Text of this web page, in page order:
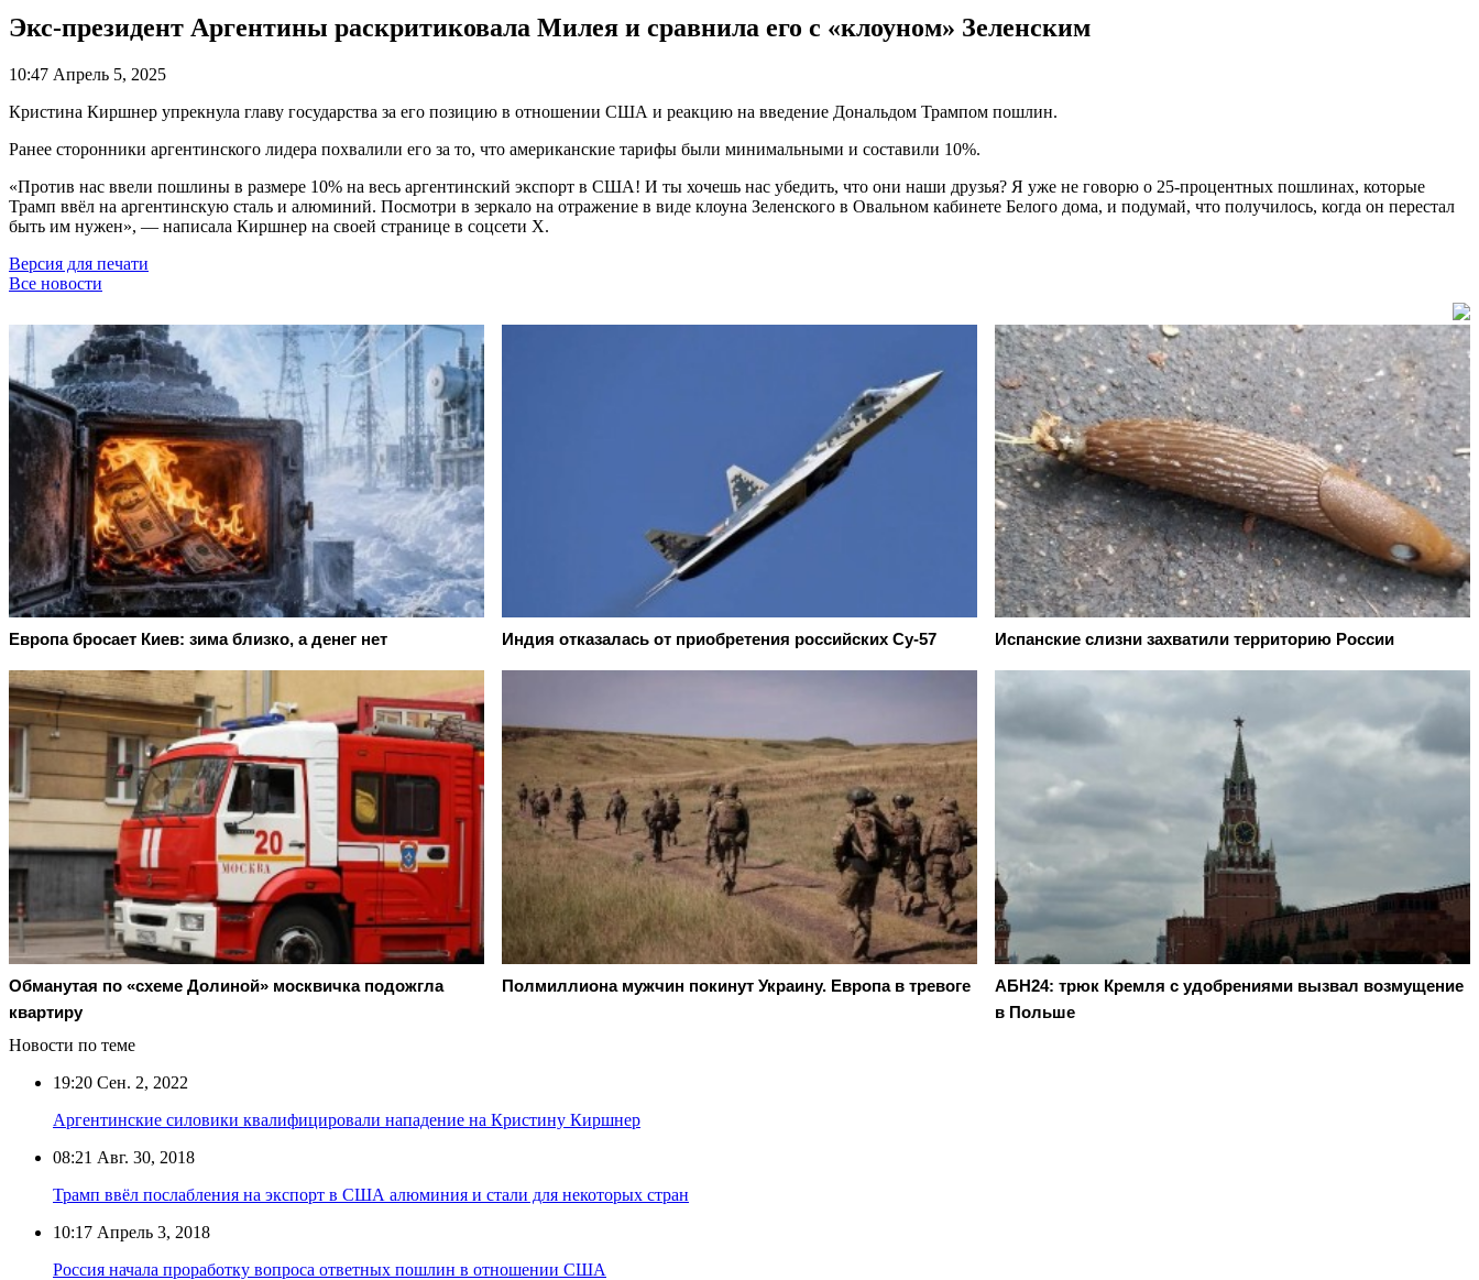
Экс-президент Аргентины раскритиковала Милея и сравнила его с «клоуном» Зеленским
10:47 Апрель 5, 2025
Кристина Киршнер упрекнула главу государства за его позицию в отношении США и реакцию на введение Дональдом Трампом пошлин.
Ранее сторонники аргентинского лидера похвалили его за то, что американские тарифы были минимальными и составили 10%.
«Против нас ввели пошлины в размере 10% на весь аргентинский экспорт в США! И ты хочешь нас убедить, что они наши друзья? Я уже не говорю о 25-процентных пошлинах, которые
Трамп ввёл на аргентинскую сталь и алюминий. Посмотри в зеркало на отражение в виде клоуна Зеленского в Овальном кабинете Белого дома, и подумай, что получилось, когда он перестал
быть им нужен», — написала Киршнер на своей странице в соцсети Х.
Версия для печати
Все новости
Европа бросает Киев: зима близко, а денег нет Индия отказалась от приобретения российских Су-57 Испанские слизни захватили территорию России
Обманутая по «схеме Долиной» москвичка подожгла
квартиру
Полмиллиона мужчин покинут Украину. Европа в тревоге
АБН24: трюк Кремля с удобрениями вызвал возмущение
в Польше
Новости по теме
19:20 Сен. 2, 2022
Аргентинские силовики квалифицировали нападение на Кристину Киршнер
08:21 Авг. 30, 2018
Трамп ввёл послабления на экспорт в США алюминия и стали для некоторых стран
10:17 Апрель 3, 2018
Россия начала проработку вопроса ответных пошлин в отношении США